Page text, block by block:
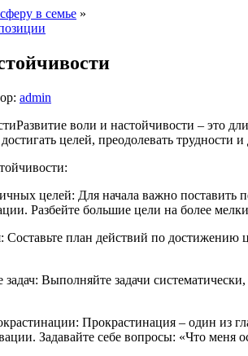
в семье »
admin
Развитие воли и настойчивости – это
целей, преодолевать
целей: Для начала важно
Разбейте большие цели на более
план действий по достижению
Выполняйте задачи
Прокрастинация – один из
Задавайте себе вопросы: «Что меня